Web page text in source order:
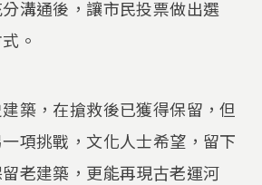
溝通後，讓市民投票做出選
。
築，在搶救後已獲得保留，但
項挑戰，文化人士希望，留下
老建築，更能再現古老運河